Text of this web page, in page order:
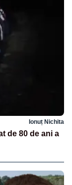
Ionuț Nichita
de 80 de ani a